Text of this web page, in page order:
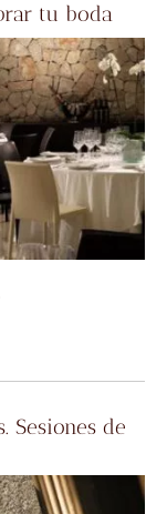
tu boda
Sesiones de